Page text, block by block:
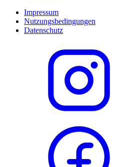
Impressum
Nutzungsbedingungen
Datenschutz